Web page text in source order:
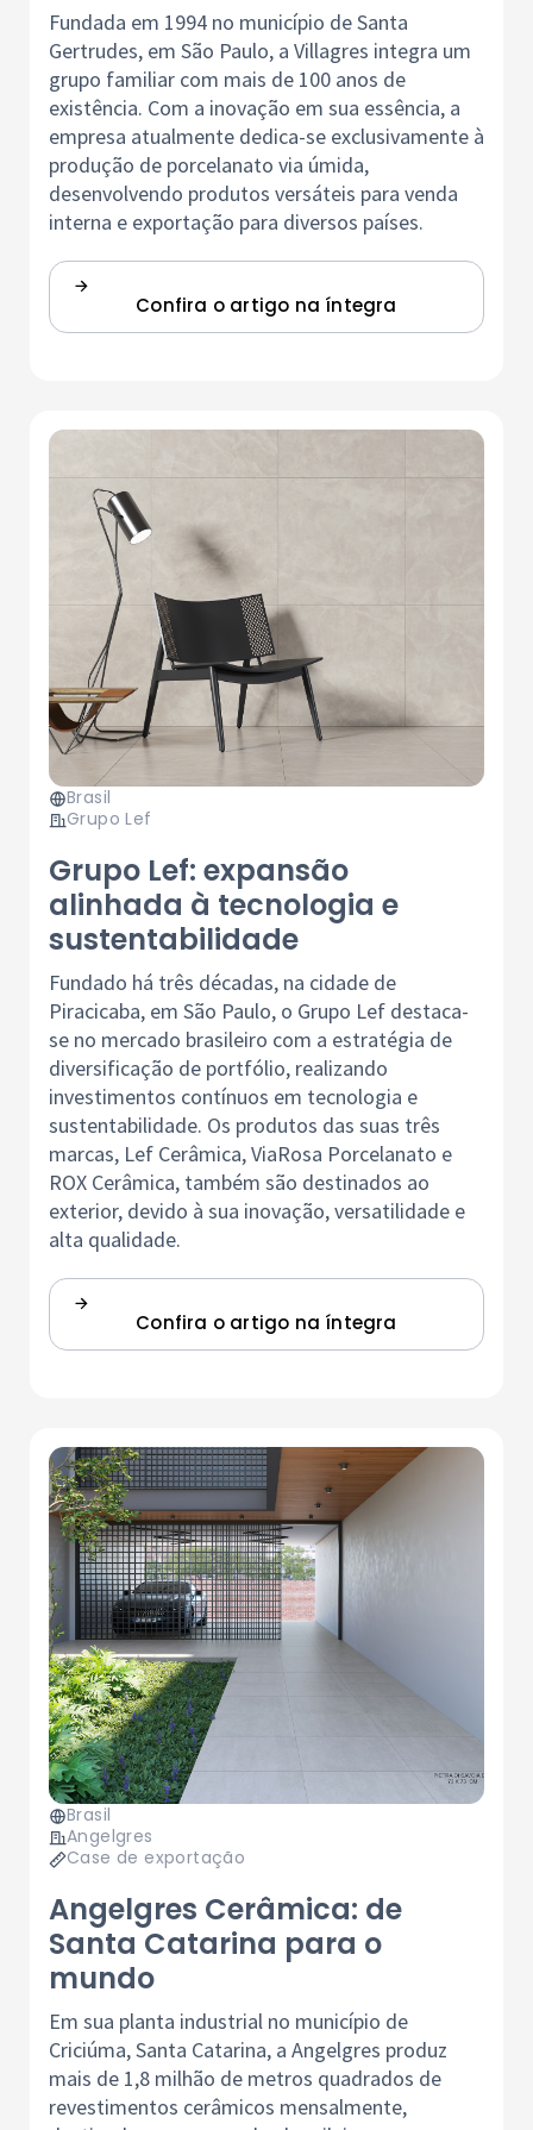
Fundada em 1994 no município de Santa
Gertrudes, em São Paulo, a Villagres integra um
grupo familiar com mais de 100 anos de
existência. Com a inovação em sua essência, a
empresa atualmente dedica-se exclusivamente à
produção de porcelanato via úmida,
desenvolvendo produtos versáteis para venda
interna e exportação para diversos países.
Confira o artigo na íntegra
Brasil
Grupo Lef
Grupo Lef: expansão
alinhada à tecnologia e
sustentabilidade
Fundado há três décadas, na cidade de
Piracicaba, em São Paulo, o Grupo Lef destaca-
se no mercado brasileiro com a estratégia de
diversificação de portfólio, realizando
investimentos contínuos em tecnologia e
sustentabilidade. Os produtos das suas três
marcas, Lef Cerâmica, ViaRosa Porcelanato e
ROX Cerâmica, também são destinados ao
exterior, devido à sua inovação, versatilidade e
alta qualidade.
Confira o artigo na íntegra
Brasil
Angelgres
Case de exportação
Angelgres Cerâmica: de
Santa Catarina para o
mundo
Em sua planta industrial no município de
Criciúma, Santa Catarina, a Angelgres produz
mais de 1,8 milhão de metros quadrados de
revestimentos cerâmicos mensalmente,